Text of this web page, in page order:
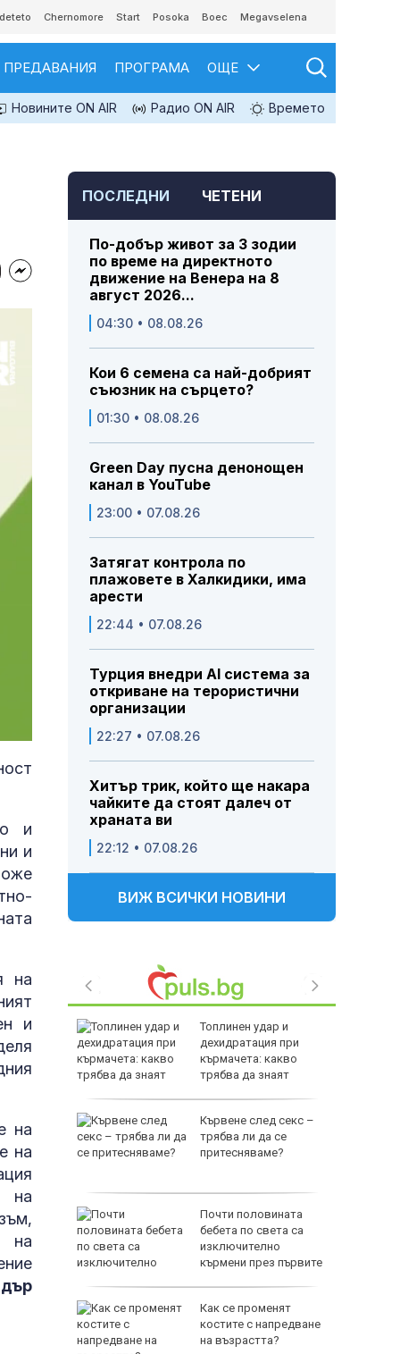
Chernomore Start Posoka Boec Megavselena
ПРЕДАВАНИЯ ПРОГРАМА ОЩЕ
Новините ON AIR Радио ON AIR Времето
и
и
на
и
на
на
на
на
ПОСЛЕДНИ ЧЕТЕНИ
По-добър живот за 3 зодии
по време на директното
движение на Венера на 8
август 2026...
04:30 • 08.08.26
Кои 6 семена са най-добрият
съюзник на сърцето?
01:30 • 08.08.26
Green Day пусна денонощен
канал в YouTube
23:00 • 07.08.26
Затягат контрола по
плажовете в Халкидики, има
арести
22:44 • 07.08.26
Турция внедри AI система за
откриване на терористични
организации
22:27 • 07.08.26
Хитър трик, който ще накара
чайките да стоят далеч от
храната ви
22:12 • 07.08.26
ВИЖ ВСИЧКИ НОВИНИ
за 22
-
Топлинен удар и
дехидратация при
кърмачета: какво
трябва да знаят
Кървене след секс –
трябва ли да се
притесняваме?
Почти половината
бебета по света са
изключително
кърмени през първите
Как се променят
костите с напредване
на възрастта?